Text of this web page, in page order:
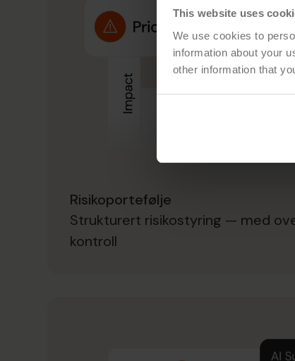
This website uses
We use cookies to
information about your
other information that
Risikoportefølje
Strukturert risikostyring — med
kontroll